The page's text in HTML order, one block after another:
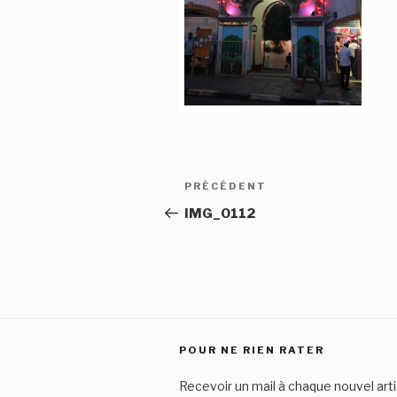
Navigation
de
Article
précédent
PRÉCÉDENT
IMG_0112
POUR NE RIEN RATER
Recevoir un mail à chaque nouvel